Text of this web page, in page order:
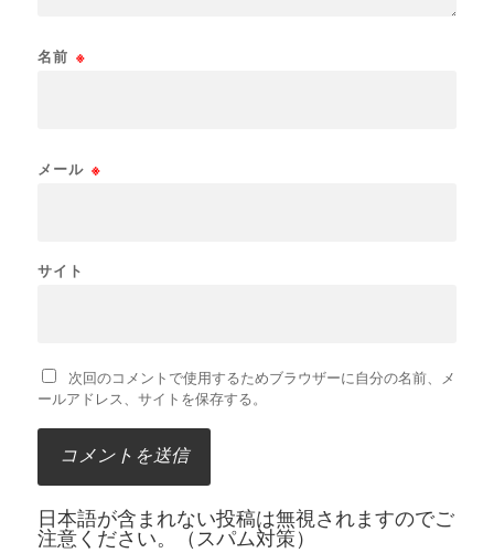
名前 ※
メール ※
サイト
次回のコメントで使用するためブラウザーに自分の名前、メ
ールアドレス、サイトを保存する。
日本語が含まれない投稿は無視されますのでご
注意ください。（スパム対策）